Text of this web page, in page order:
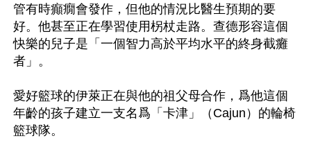
管有時癲癇會發作，但他的情況比醫生預期的要
好。他甚至正在學習使用柺杖走路。查德形容這個
快樂的兒子是「一個智力高於平均水平的終身截癱
者」。
愛好籃球的伊萊正在與他的祖父母合作，爲他這個
年齡的孩子建立一支名爲「卡津」（Cajun）的輪椅
籃球隊。